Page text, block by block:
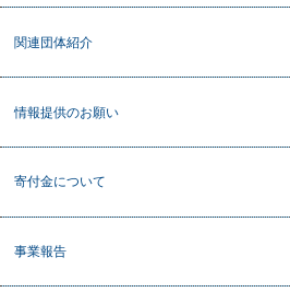
関連団体紹介
情報提供のお願い
寄付金について
事業報告